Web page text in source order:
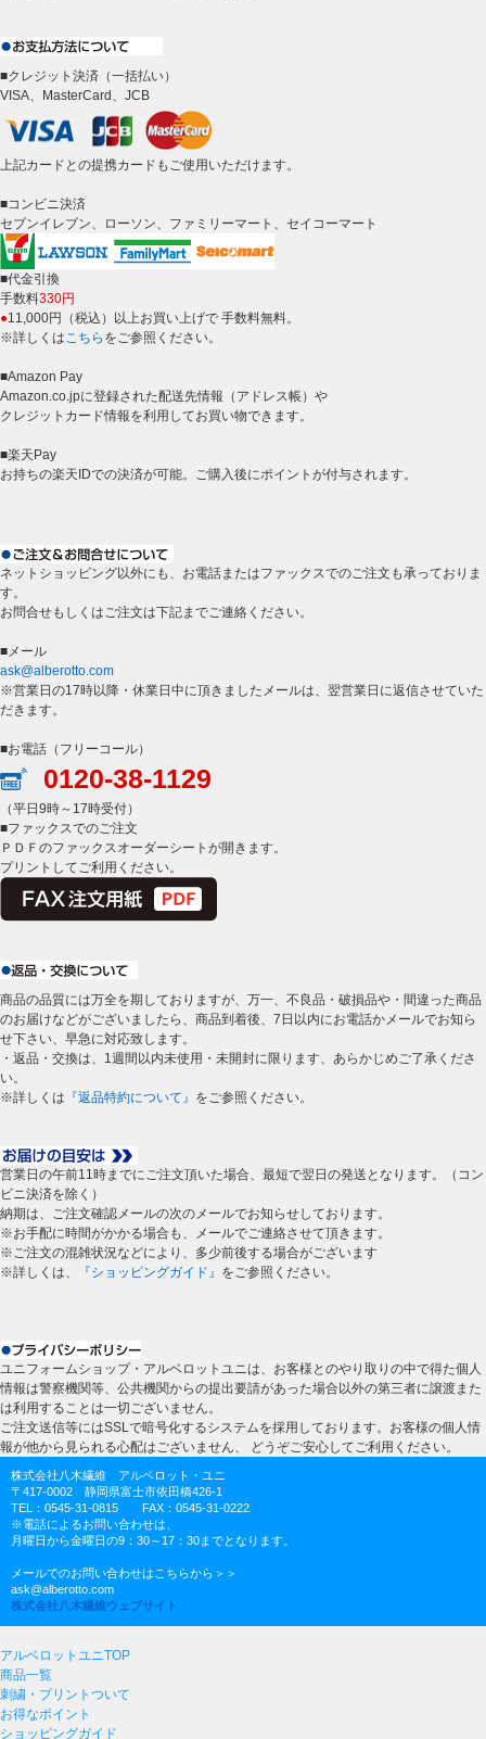
■クレジット決済（一括払い）
VISA、MasterCard、JCB
上記カードとの提携カードもご使用いただけます。
■コンビニ決済
セブンイレブン、ローソン、ファミリーマート、セイコーマート
■代金引換
手数料330円
●11,000円（税込）以上お買い上げで 手数料無料。
※詳しくは こちら をご参照ください。
■Amazon Pay
Amazon.co.jpに登録された配送先情報（アドレス帳）や
クレジットカード情報を利用してお買い物できます。
■楽天Pay
お持ちの楽天IDでの決済が可能。ご購入後にポイントが付与されます。
ネットショッピング以外にも、お電話またはファックスでのご注文も承っておりま
す。
お問合せもしくはご注文は下記までご連絡ください。
■メール
ask@alberotto.com
※営業日の17時以降・休業日中に頂きましたメールは、翌営業日に返信させていた
だきます。
■お電話（フリーコール）
0120-38-1129
（平日9時～17時受付）
■ファックスでのご注文
ＰＤＦのファックスオーダーシートが開きます。
プリントしてご利用ください。
商品の品質には万全を期しておりますが、万一、不良品・破損品や・間違った商品
のお届けなどがございましたら、商品到着後、7日以内にお電話かメールでお知ら
せ下さい、早急に対応致します。
・返品・交換は、1週間以内未使用・未開封に限ります、あらかじめご了承くださ
い。
※詳しくは 『返品特約について』 をご参照ください。
営業日の午前11時までにご注文頂いた場合、最短で翌日の発送となります。（コン
ビニ決済を除く）
納期は、ご注文確認メールの次のメールでお知らせしております。
※お手配に時間がかかる場合も、メールでご連絡させて頂きます。
※ご注文の混雑状況などにより、多少前後する場合がございます
※詳しくは、
『ショッピングガイド』 をご参照ください。
ユニフォームショップ・アルベロットユニは、お客様とのやり取りの中で得た個人
情報は警察機関等、公共機関からの提出要請があった場合以外の第三者に譲渡また
は利用することは一切ございません。
ご注文送信等にはSSLで暗号化するシステムを採用しております。お客様の個人情
報が他から見られる心配はございません、 どうぞご安心してご利用ください。
株式会社八木繊維 アルベロット・ユニ
〒417-0002 静岡県富士市依田橋426-1
TEL：0545-31-0815 FAX：0545-31-0222
※電話によるお問い合わせは、
月曜日から金曜日の9：30～17：30までとなります。
メールでのお問い合わせはこちらから＞＞
ask@alberotto.com
株式会社八木繊維ウェブサイト
アルベロットユニTOP
商品一覧
刺繍・プリントついて
お得なポイント
ショッピングガイド